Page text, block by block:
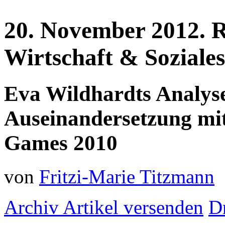
20. November 2012.
Wirtschaft &
Eva Wildhardts
Auseinandersetzung
Games 2010
von Fritzi-Marie Titzmann
Archiv Artikel versenden